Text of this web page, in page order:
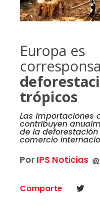
Europa es
trópicos
Las importaciones
contribuyen
de la
comercio
Por IPS Noticias @
Comparte